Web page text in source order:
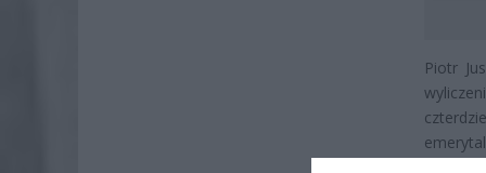
Piotr